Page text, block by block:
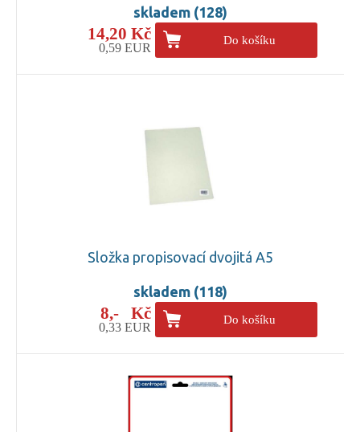
skladem (128)
14,20 Kč
0,59 EUR
Do košíku
Složka propisovací dvojitá A5
skladem (118)
8,- Kč
0,33 EUR
Do košíku